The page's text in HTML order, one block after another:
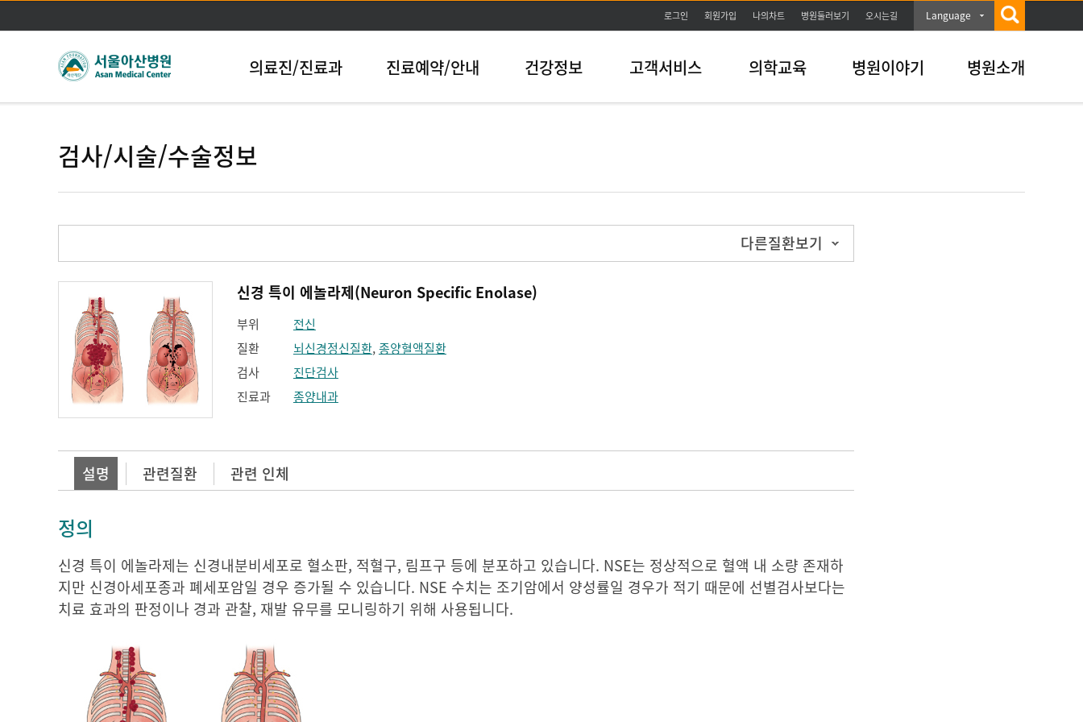
본문바로가기
로그인 회원가입 나의차트 병원둘러보기 오시는길 Language
의료진/진료과 진료예약/안내 건강정보 고객서비스 의학교육 병원이야기 병원소개
검사/시술/수술정보
다른질환보기
신경 특이 에놀라제(Neuron Specific Enolase)
부위
전신
질환
뇌신경정신질환,종양혈액질환
검사
진단검사
진료과
종양내과
설명 관련질환 관련 인체
정의
신경 특이 에놀라제는 신경내분비세포로 혈소판, 적혈구, 림프구 등에 분포하고 있습니다. NSE는 정상적으로 혈액 내 소량 존재하
지만 신경아세포종과 폐세포암일 경우 증가될 수 있습니다. NSE 수치는 조기암에서 양성률일 경우가 적기 때문에 선별검사보다는
치료 효과의 판정이나 경과 관찰, 재발 유무를 모니링하기 위해 사용됩니다.